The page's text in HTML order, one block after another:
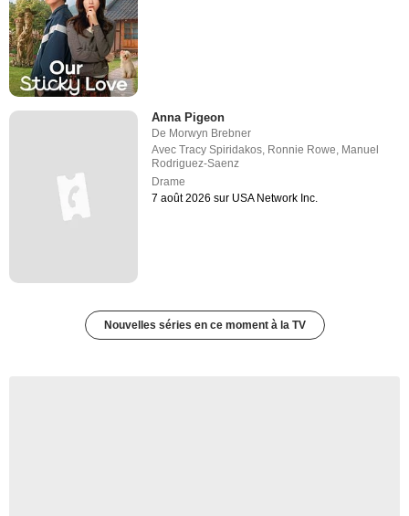
Anna Pigeon
De Morwyn Brebner
AvecTracy Spiridakos, Ronnie Rowe, Manuel
Rodriguez-Saenz
Drame
7 août 2026 sur USA Network Inc.
Nouvelles séries en ce moment à la TV